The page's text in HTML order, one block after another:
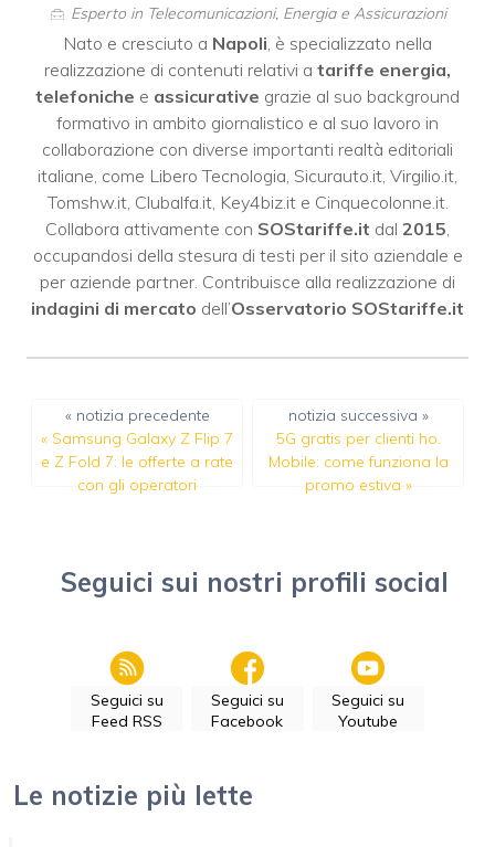
Esperto in Telecomunicazioni, Energia e Assicurazioni
Nato e cresciuto a Napoli, è specializzato nella
realizzazione di contenuti relativi a tariffe energia,
telefoniche e assicurative grazie al suo background
formativo in ambito giornalistico e al suo lavoro in
collaborazione con diverse importanti realtà editoriali
italiane, come Libero Tecnologia, Sicurauto.it, Virgilio.it,
Tomshw.it, Clubalfa.it, Key4biz.ite Cinquecolonne.it.
Collabora attivamente con SOStariffe.it dal 2015,
occupandosi della stesura di testi per il sito aziendale e
per aziende partner. Contribuisce alla realizzazione di
indagini di mercato dell’Osservatorio SOStariffe.it
« notizia precedente
« Samsung Galaxy Z Flip 7
e Z Fold 7: le offerte a rate
con gli operatori
notizia successiva »
5G gratis per clienti ho.
Mobile: come funziona la
promo estiva »
Seguici sui nostri profili social
Seguici su
Feed RSS
Seguici su
Facebook
Seguici su
Youtube
Le notizie più lette